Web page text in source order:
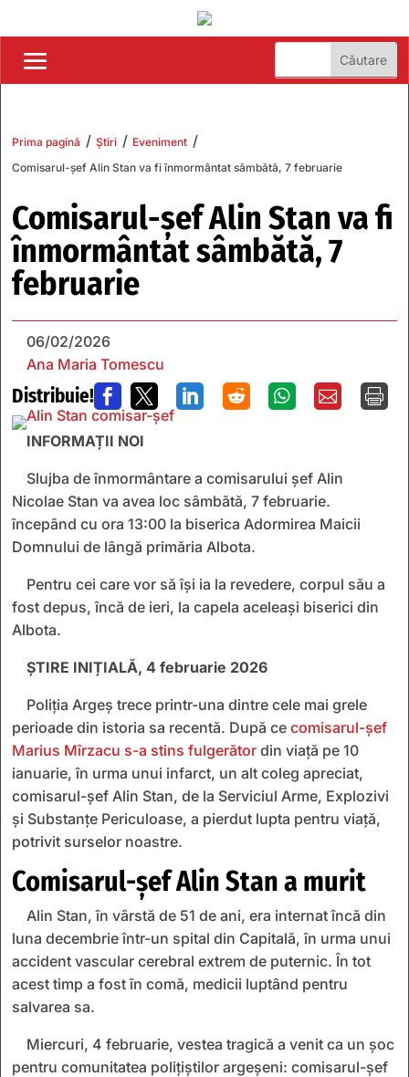
Prima pagină / Știri / Eveniment /
Comisarul-șef Alin Stan va fi înmormântat sâmbătă, 7 februarie
Comisarul-șef Alin Stan va fi
înmormântat sâmbătă, 7
februarie
06/02/2026
Ana Maria Tomescu
Distribuie!       
INFORMAȚII NOI
Slujba de înmormântare a comisarului șef Alin
Nicolae Stan va avea loc sâmbătă, 7 februarie.
începând cu ora 13:00 la biserica Adormirea Maicii
Domnului de lângă primăria Albota.
Pentru cei care vor să își ia la revedere, corpul său a
fost depus, încă de ieri, la capela aceleași biserici din
Albota.
ȘTIRE INIȚIALĂ, 4 februarie 2026
Poliția Argeș trece printr-una dintre cele mai grele
perioade din istoria sa recentă. După ce comisarul-șef
Marius Mîrzacu s-a stins fulgerător din viață pe 10
ianuarie, în urma unui infarct, un alt coleg apreciat,
comisarul-șef Alin Stan, de la Serviciul Arme, Explozivi
și Substanțe Periculoase, a pierdut lupta pentru viață,
potrivit surselor noastre.
Comisarul-șef Alin Stan a murit
Alin Stan, în vârstă de 51 de ani, era internat încă din
luna decembrie într-un spital din Capitală, în urma unui
accident vascular cerebral extrem de puternic. În tot
acest timp a fost în comă, medicii luptând pentru
salvarea sa.
Miercuri, 4 februarie, vestea tragică a venit ca un șoc
pentru comunitatea polițiștilor argeșeni: comisarul-șef